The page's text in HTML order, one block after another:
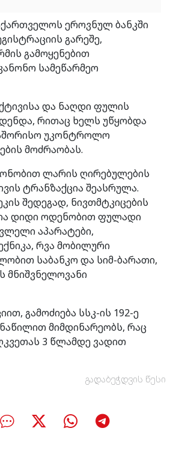
ეროვნულ ბანკში
გარეშე,
გამოყენებით
სამეწარმეო
და ნაღდი ფულის
რითაც ხელს უწყობდა
უკონტროლო
მოძრაობას.
ლარის ღირებულების
ტრანზაქცია შეასრულა.
შედეგად, ნივთმტკიცების
დიდი ოდენობით ფულადი
აპარატები,
რვა მობილური
საბანკო და სიმ-ბარათი,
მნიშვნელოვანი
გამოძიება სსკ-ის 192-ე
მიმდინარეობს, რაც
3 წლამდე ვადით
გადაბეჭდვის წესი